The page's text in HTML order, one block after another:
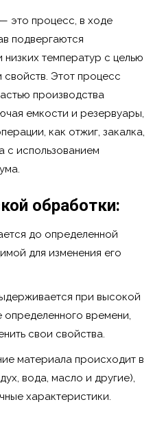
это процесс, в ходе
подвергаются
температур с целью
свойств. Этот процесс
производства
емкости и резервуары,
как отжиг, закалка,
с использованием
обработки:
до определенной
для изменения его
при высокой
определенного времени,
свои свойства.
материала происходит в
вода, масло и другие),
характеристики.